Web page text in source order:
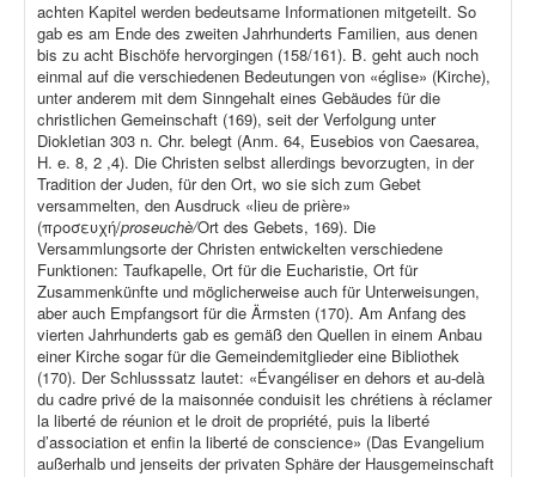
achten Kapitel werden bedeutsame Informationen mitgeteilt. So
gab es am Ende des zweiten Jahrhunderts Familien, aus denen
bis zu acht Bischöfe hervorgingen (158/161). B. geht auch noch
einmal auf die verschiedenen Bedeutungen von «église» (Kirche),
unter anderem mit dem Sinngehalt eines Gebäudes für die
christlichen Gemeinschaft (169), seit der Verfolgung unter
Diokletian 303 n. Chr. belegt (Anm. 64, Eusebios von Caesarea,
H. e. 8, 2 ,4). Die Christen selbst allerdings bevorzugten, in der
Tradition der Juden, für den Ort, wo sie sich zum Gebet
versammelten, den Ausdruck «lieu de prière»
(προσευχή/proseuchè/Ort des Gebets, 169). Die
Versammlungsorte der Christen entwickelten verschiedene
Funktionen: Taufkapelle, Ort für die Eucharistie, Ort für
Zusammenkünfte und möglicherweise auch für Unterweisungen,
aber auch Empfangsort für die Ärmsten (170). Am Anfang des
vierten Jahrhunderts gab es gemäß den Quellen in einem Anbau
einer Kirche sogar für die Gemeindemitglieder eine Bibliothek
(170). Der Schlusssatz lautet: «Évangéliser en dehors et au-delà
du cadre privé de la maisonnée conduisit les chrétiens à réclamer
la liberté de réunion et le droit de propriété, puis la liberté
d’association et enfin la liberté de conscience» (Das Evangelium
außerhalb und jenseits der privaten Sphäre der Hausgemeinschaft